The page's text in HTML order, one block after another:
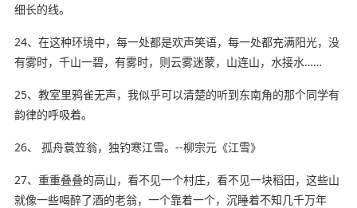
细长的线。
24、在这种环境中，每一处都是欢声笑语，每一处都充满阳光，没
有雾时，千山一碧，有雾时，则云雾迷蒙，山连山，水接水……
25、教室里鸦雀无声，我似乎可以清楚的听到东南角的那个同学有
韵律的呼吸着。
26、 孤舟蓑笠翁，独钓寒江雪。--柳宗元《江雪》
27、重重叠叠的高山，看不见一个村庄，看不见一块稻田，这些山
就像一些喝醉了酒的老翁，一个靠着一个，沉睡着不知几千万年